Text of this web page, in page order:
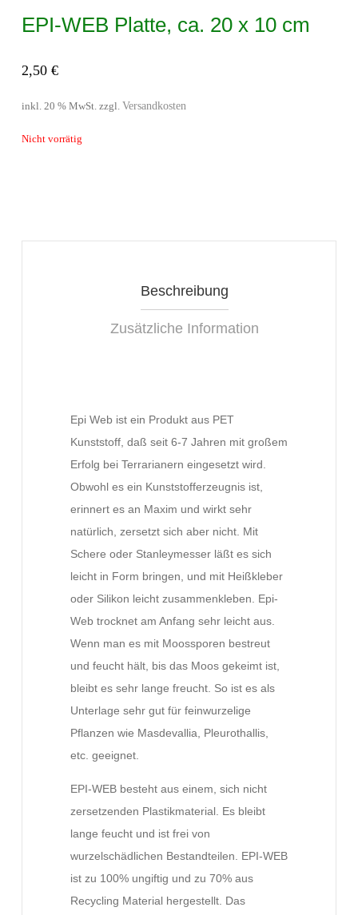
EPI-WEB Platte, ca. 20 x 10 cm
2,50 €
inkl. 20 % MwSt. zzgl. Versandkosten
Nicht vorrätig
Beschreibung
Zusätzliche Information
Epi Web ist ein Produkt aus PET
Kunststoff, daß seit 6-7 Jahren mit großem
Erfolg bei Terrarianern eingesetzt wird.
Obwohl es ein Kunststofferzeugnis ist,
erinnert es an Maxim und wirkt sehr
natürlich, zersetzt sich aber nicht. Mit
Schere oder Stanleymesser läßt es sich
leicht in Form bringen, und mit Heißkleber
oder Silikon leicht zusammenkleben. Epi-
Web trocknet am Anfang sehr leicht aus.
Wenn man es mit Moossporen bestreut
und feucht hält, bis das Moos gekeimt ist,
bleibt es sehr lange freucht. So ist es als
Unterlage sehr gut für feinwurzelige
Pflanzen wie Masdevallia, Pleurothallis,
etc. geeignet.
EPI-WEB besteht aus einem, sich nicht
zersetzenden Plastikmaterial. Es bleibt
lange feucht und ist frei von
wurzelschädlichen Bestandteilen. EPI-WEB
ist zu 100% ungiftig und zu 70% aus
Recycling Material hergestellt. Das